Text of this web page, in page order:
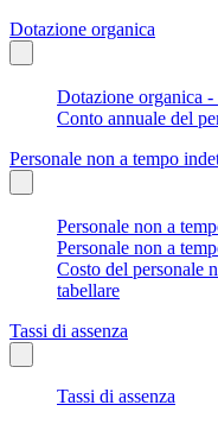
Dotazione organica
Dotazione organica -
Conto annuale del
Personale non a tempo
Personale non a
Personale non a
Costo del personale
tabellare
Tassi di assenza
Tassi di assenza